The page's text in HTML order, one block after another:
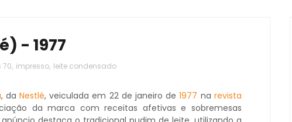
- 1977
70, impresso, leite condensado
, daNestlé, veiculada em 22 de janeiro de1977 na revista
da marca com receitas afetivas e sobremesas